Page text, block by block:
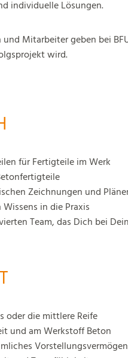
individuelle Lösungen.
Mitarbeiter geben bei
wird.
für Fertigteile im Werk
Zeichnungen und
in die Praxis
Team, das Dich bei
oder die mittlere Reife
und am Werkstoff Beton
Vorstellungsvermögen